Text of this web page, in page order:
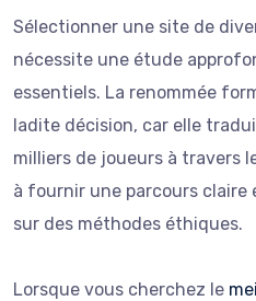
Sélectionner une site de
nécessite une étude
essentiels. La renommée
ladite décision, car elle
milliers de joueurs à travers
à fournir une parcours claire
sur des méthodes éthiques.
Lorsque vous cherchez le